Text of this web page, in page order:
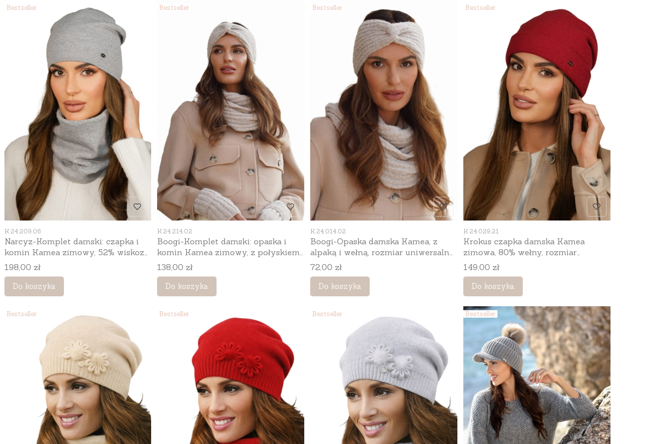
Bestseller
Kod produktu
K.24.209.06
Narcyz-Komplet damski: czapka i
komin Kamea zimowy, 52% wiskozy,
tuba 32 × 35 cm, kolor szary
Cena
198,00 zł
Do koszyka
Bestseller
Kod produktu
K.24.214.02
Boogi-Komplet damski: opaska i
komin Kamea zimowy, z połyskiem,
z alpaką i wełną, ósemka 64 × 28 cm,
kolor ekru
Cena
138,00 zł
Do koszyka
Bestseller
Kod produktu
K.24.014.02
Boogi-Opaska damska Kamea, z
alpaką i wełną, rozmiar uniwersalny
54–60 cm, kolor ekru
Cena
72,00 zł
Do koszyka
Bestseller
Kod produktu
K.24.029.21
Krokus czapka damska Kamea
zimowa, 80% wełny, rozmiar
uniwersalny 54–60 cm, kolor
czerwony
Cena
149,00 zł
Do koszyka
Bestseller Bestseller Bestseller Bestseller